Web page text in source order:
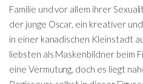
Familie und vor allem ihrer
der junge Oscar, ein kreativer
in einer kanadischen Kleinstadt
liebsten als Maskenbildner beim
eine Vermutung, doch es liegt